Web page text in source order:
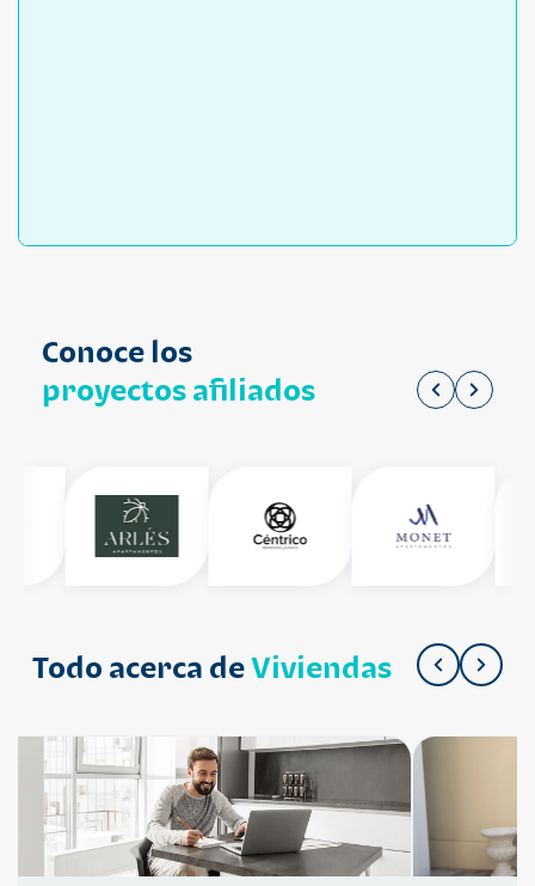
Conoce los
proyectos afiliados
Todo acerca deViviendas